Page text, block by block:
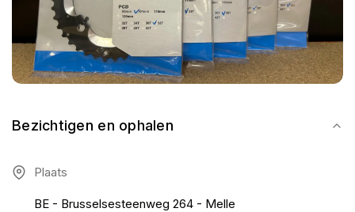
Bezichtigen en ophalen
Plaats
BE - Brusselsesteenweg 264 - Melle